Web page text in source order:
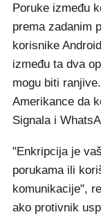
Poruke između
prema zadanim
korisnike
između ta dva
mogu biti
Amerikance da
Signala i
"Enkripcija je
porukama ili
komunikacije",
ako protivnik